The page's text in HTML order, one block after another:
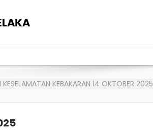
KESELAMATAN KEBAKARAN 14 OKTOBER 2025